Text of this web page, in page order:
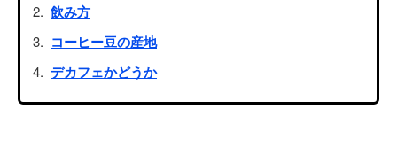
飲み方
コーヒー豆の産地
デカフェかどうか